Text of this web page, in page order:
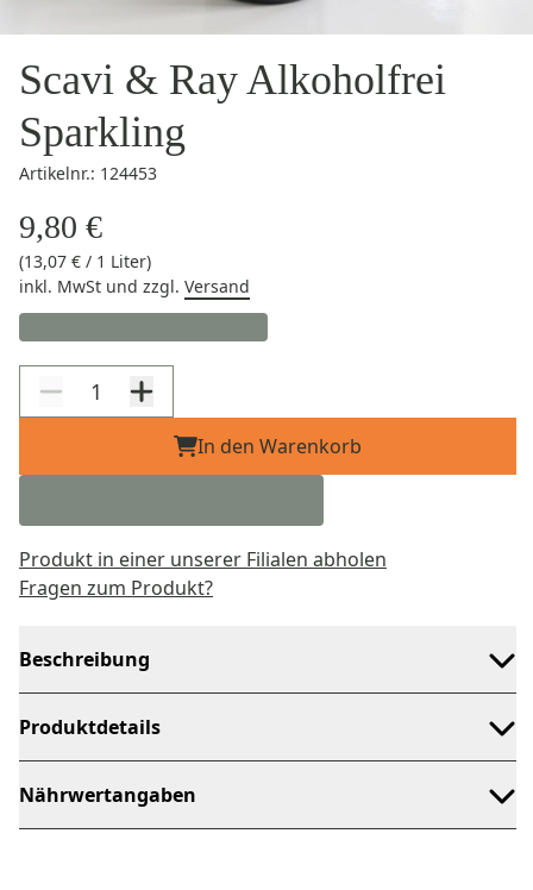
Scavi & Ray Alkoholfrei
Sparkling
Artikelnr.: 124453
9,80 €
(13,07 € / 1 Liter)
inkl. MwSt und zzgl. Versand
In den Warenkorb
Produkt in einer unserer Filialen abholen
Fragen zum Produkt?
Beschreibung
Produktdetails
Nährwertangaben